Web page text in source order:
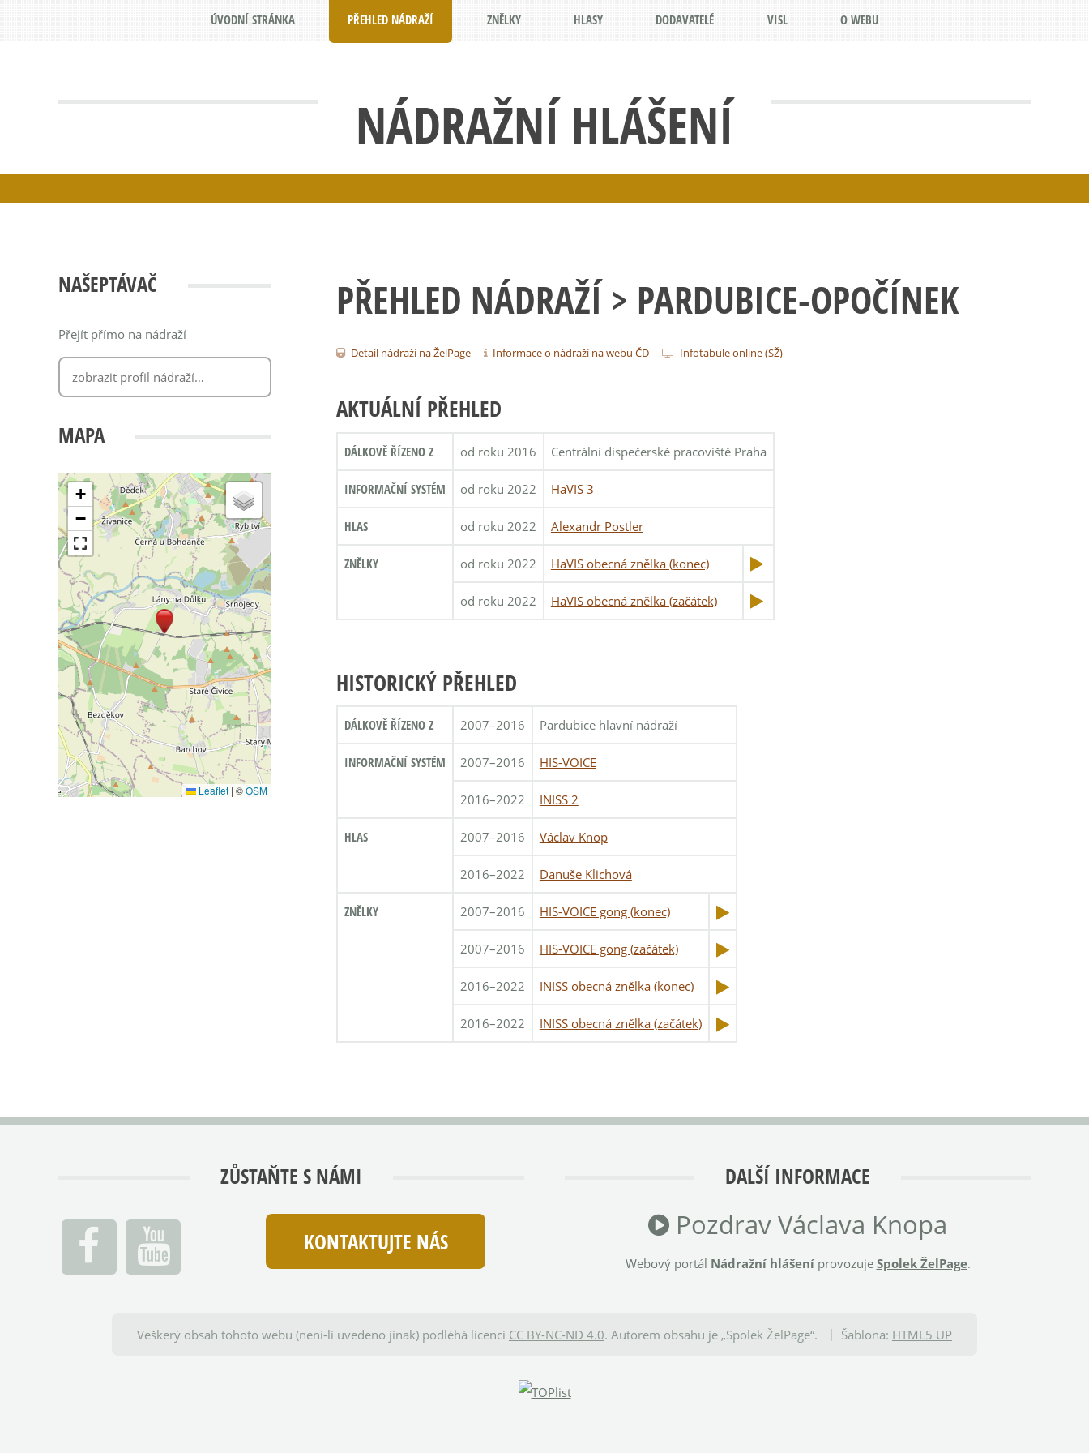
NÁDRAŽNÍ HLÁŠENÍ
ÚVODNÍ STRÁNKA PŘEHLED NÁDRAŽÍ ZNĚLKY HLASY DODAVATELÉ VISL O WEBU
NAŠEPTÁVAČ
Přejít přímo na nádraží
MAPA
+
−
Leaflet | ©OSM
PŘEHLED NÁDRAŽÍ > PARDUBICE-OPOČÍNEK
Detail nádraží na ŽelPage Informace o nádraží na webu ČD Infotabule online (SŽ)
AKTUÁLNÍ PŘEHLED
DÁLKOVĚ ŘÍZENO Z od roku 2016 Centrální dispečerské pracoviště Praha
INFORMAČNÍ SYSTÉM od roku 2022 HaVIS 3
HLAS od roku 2022 Alexandr Postler
ZNĚLKY od roku 2022 HaVIS obecná znělka (konec)
od roku 2022 HaVIS obecná znělka (začátek)
HISTORICKÝ PŘEHLED
DÁLKOVĚ ŘÍZENO Z 2007–2016 Pardubice hlavní nádraží
INFORMAČNÍ SYSTÉM 2007–2016 HIS-VOICE
2016–2022 INISS 2
HLAS 2007–2016 Václav Knop
2016–2022 Danuše Klichová
ZNĚLKY 2007–2016 HIS-VOICE gong (konec)
2007–2016 HIS-VOICE gong (začátek)
2016–2022 INISS obecná znělka (konec)
2016–2022 INISS obecná znělka (začátek)
ZŮSTAŇTE S NÁMI
KONTAKTUJTE NÁS
DALŠÍ INFORMACE
Pozdrav Václava Knopa
Webový portál Nádražní hlášeníprovozuje Spolek ŽelPage.
Veškerý obsah tohoto webu (není-li uvedeno jinak) podléhá licenci CC BY-NC-ND 4.0. Autorem obsahu je „Spolek ŽelPage“. Šablona: HTML5 UP